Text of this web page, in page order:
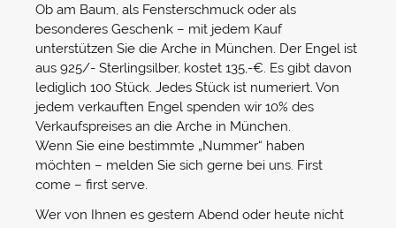
Ob am Baum, als Fensterschmuck oder als
besonderes Geschenk – mit jedem Kauf
unterstützen Sie die Arche in München. Der Engel ist
aus 925/- Sterlingsilber, kostet 135,-€. Es gibt davon
lediglich 100 Stück. Jedes Stück ist numeriert. Von
jedem verkauften Engel spenden wir 10% des
Verkaufspreises an die Arche in München.
Wenn Sie eine bestimmte „Nummer“ haben
möchten – melden Sie sich gerne bei uns. First
come – first serve.
Wer von Ihnen es gestern Abend oder heute nicht